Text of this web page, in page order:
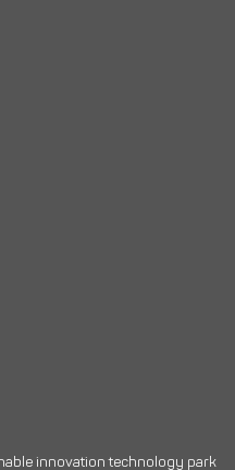
innovation technology park